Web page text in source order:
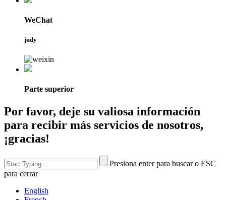
WeChat
judy
Parte superior
Por favor, deje su valiosa información
para recibir más servicios de nosotros,
¡gracias!
Presiona enter para buscar o ESC
para cerrar
English